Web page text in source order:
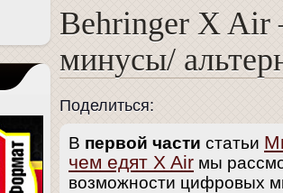
Behringer X
минусы/
Поделиться:
В первой части статьи
чем едят X Air мы
возможности цифровых